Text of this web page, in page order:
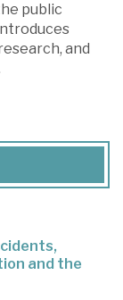
public
and
and the